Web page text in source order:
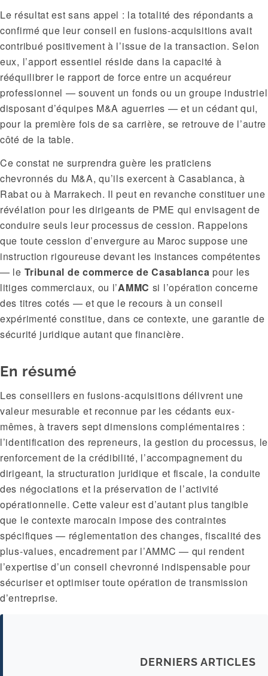
Le résultat est sans appel : la totalité des répondants a
confirmé que leur conseil en fusions-acquisitions avait
contribué positivement à l’issue de la transaction. Selon
eux, l’apport essentiel réside dans la capacité à
rééquilibrer le rapport de force entre un acquéreur
professionnel — souvent un fonds ou un groupe industriel
disposant d’équipes M&A aguerries — et un cédant qui,
pour la première fois de sa carrière, se retrouve de l’autre
côté de la table.
Ce constat ne surprendra guère les praticiens
chevronnés du M&A, qu’ils exercent à Casablanca, à
Rabat ou à Marrakech. Il peut en revanche constituer une
révélation pour les dirigeants de PME qui envisagent de
conduire seuls leur processus de cession. Rappelons
que toute cession d’envergure au Maroc suppose une
instruction rigoureuse devant les instances compétentes
— le Tribunal de commerce de Casablanca pour les
litiges commerciaux, ou l’AMMC si l’opération concerne
des titres cotés — et que le recours à un conseil
expérimenté constitue, dans ce contexte, une garantie de
sécurité juridique autant que financière.
En résumé
Les conseillers en fusions-acquisitions délivrent une
valeur mesurable et reconnue par les cédants eux-
mêmes, à travers sept dimensions complémentaires :
l’identification des repreneurs, la gestion du processus, le
renforcement de la crédibilité, l’accompagnement du
dirigeant, la structuration juridique et fiscale, la conduite
des négociations et la préservation de l’activité
opérationnelle. Cette valeur est d’autant plus tangible
que le contexte marocain impose des contraintes
spécifiques — réglementation des changes, fiscalité des
plus-values, encadrement par l’AMMC — qui rendent
l’expertise d’un conseil chevronné indispensable pour
sécuriser et optimiser toute opération de transmission
d’entreprise.
DERNIERS ARTICLES